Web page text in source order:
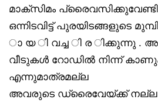
മാക്‌സിമം
ഒന്നിടവിട്ട് പുരയിടങ്ങളുടെ
ാ യ ി വച്ച ി ര ിക്കുന്നു .
വീടുകൾ റോഡിൽ നിന്ന്
എന്നുമാത്രമല്ല
അവരുടെ ഡ്രൈവേയ്ക്ക് നല്ല